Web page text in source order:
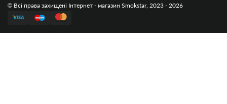
© Всі права захищені Інтернет - магазин Smokstar, 2023 - 2026